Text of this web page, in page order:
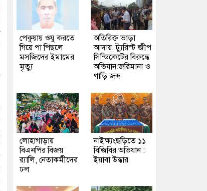
পেকুয়ায় ওযু করতে
গিয়ে পা পিছলে
মসজিদের ইমামের
মৃত্যু
অতিরিক্ত ভাড়া
আদায়: ট্যুরিস্ট জীপ
সিন্ডিকেটের বিরুদ্ধে
অভিযান:জরিমানা ও
গাড়ি জব্দ
লোহাগাড়ায়
বিএনপির বিজয়
র‍্যালি, নেতাকর্মীদের
ঢল
নাইক্ষ্যংছড়িতে ১১
বিজিবির অভিযান :
ইয়াবা উদ্ধার